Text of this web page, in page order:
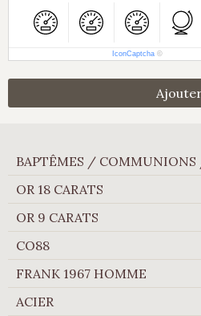
IconCaptcha ©
BAPTÊMES / COMMUNIONS
OR 18 CARATS
OR 9 CARATS
CO88
FRANK 1967 HOMME
ACIER